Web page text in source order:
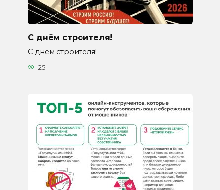
С днём строителя!
С днём строителя!
25